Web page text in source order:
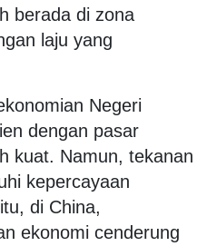
berada di zona
laju yang
Negeri
dengan pasar
kuat. Namun, tekanan
kepercayaan
di China,
ekonomi cenderung